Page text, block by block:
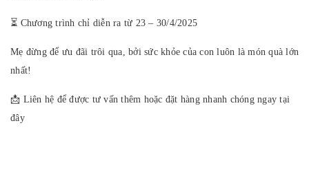
⏳ Chương trình chỉ diễn ra từ 23 – 30/4/2025
Mẹ đừng để ưu đãi trôi qua, bởi sức khỏe của con luôn là món quà lớn
nhất!
📩 Liên hệ để được tư vấn thêm hoặc đặt hàng nhanh chóng ngay tại
đây